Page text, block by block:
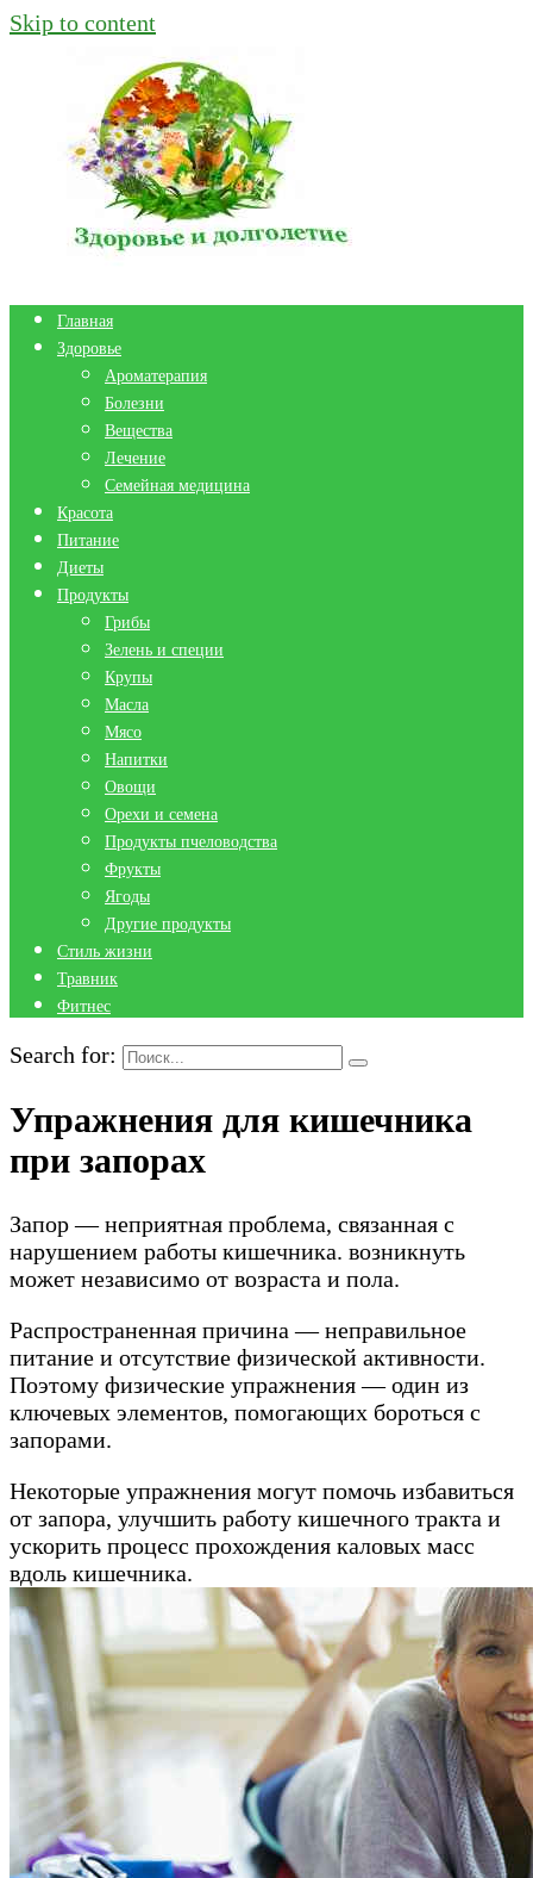
Skip to content
Главная
Здоровье
Ароматерапия
Болезни
Вещества
Лечение
Семейная медицина
Красота
Питание
Диеты
Продукты
Грибы
Зелень и специи
Крупы
Масла
Мясо
Напитки
Овощи
Орехи и семена
Продукты пчеловодства
Фрукты
Ягоды
Другие продукты
Стиль жизни
Травник
Фитнес
Search for:
Упражнения для кишечника
при запорах
Запор — неприятная проблема, связанная с
нарушением работы кишечника. возникнуть
может независимо от возраста и пола.
Распространенная причина — неправильное
питание и отсутствие физической активности.
Поэтому физические упражнения — один из
ключевых элементов, помогающих бороться с
запорами.
Некоторые упражнения могут помочь избавиться
от запора, улучшить работу кишечного тракта и
ускорить процесс прохождения каловых масс
вдоль кишечника.